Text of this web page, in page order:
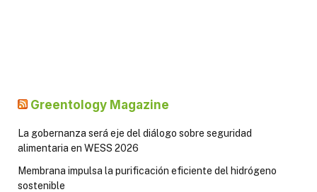
Greentology Magazine
La gobernanza será eje del diálogo sobre seguridad
alimentaria en WESS 2026
Membrana impulsa la purificación eficiente del hidrógeno
sostenible